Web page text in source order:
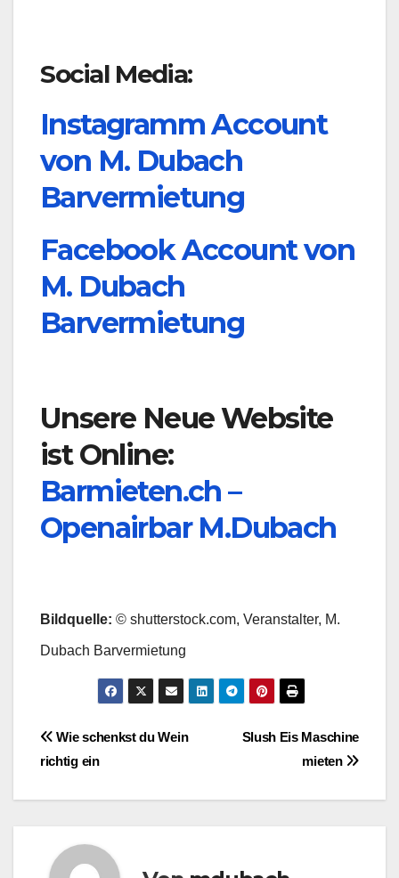
Social Media:
Instagramm Account
von M. Dubach
Barvermietung
Facebook Account von
M. Dubach
Barvermietung
Unsere Neue Website
ist Online:
Barmieten.ch –
Openairbar M.Dubach
Bildquelle: © shutterstock.com, Veranstalter, M.
Dubach Barvermietung
BeitragsnavigationSlush Eis Maschine
mieten
Wie schenkst du Wein
richtig ein